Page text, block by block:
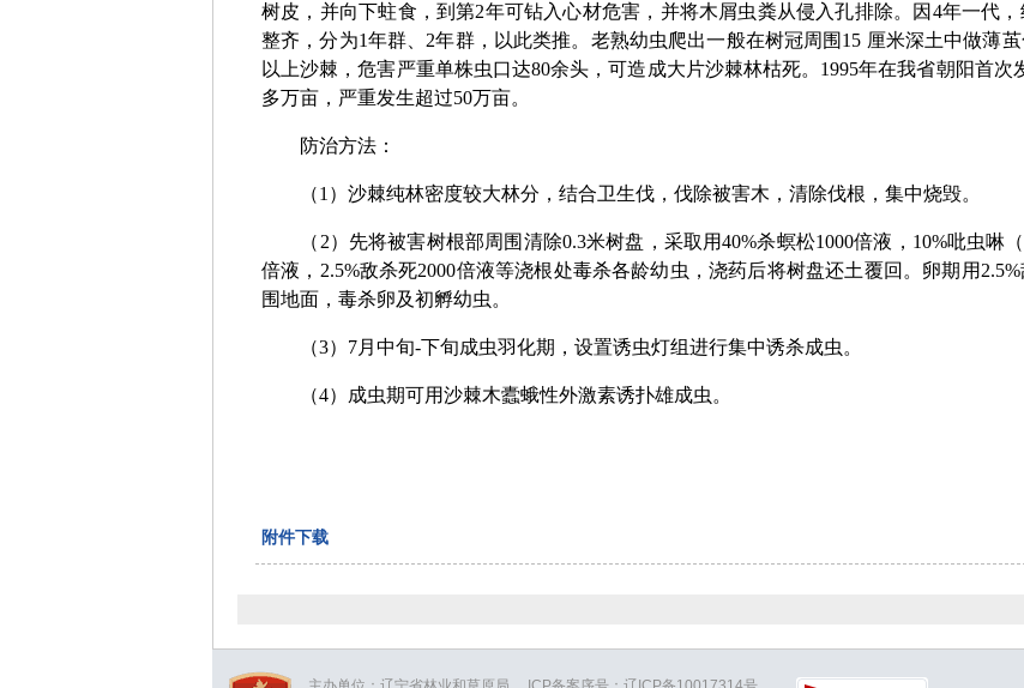
树皮，并向下蛀食，到第2年可钻入心材危害，并将木屑虫粪从侵入孔排除。因4年一代
整齐，分为1年群、2年群，以此类推。老熟幼虫爬出一般在树冠周围15 厘米深土中做薄
以上沙棘，危害严重单株虫口达80余头，可造成大片沙棘林枯死。1995年在我省朝阳首次
多万亩，严重发生超过50万亩。
防治方法：
（1）沙棘纯林密度较大林分，结合卫生伐，伐除被害木，清除伐根，集中烧毁。
（2）先将被害树根部周围清除0.3米树盘，采取用40%杀螟松1000倍液，10%吡虫啉（
倍液，2.5%敌杀死2000倍液等浇根处毒杀各龄幼虫，浇药后将树盘还土覆回。卵期用
围地面，毒杀卵及初孵幼虫。
（3）7月中旬-下旬成虫羽化期，设置诱虫灯组进行集中诱杀成虫。
（4）成虫期可用沙棘木蠹蛾性外激素诱扑雄成虫。
附件下载